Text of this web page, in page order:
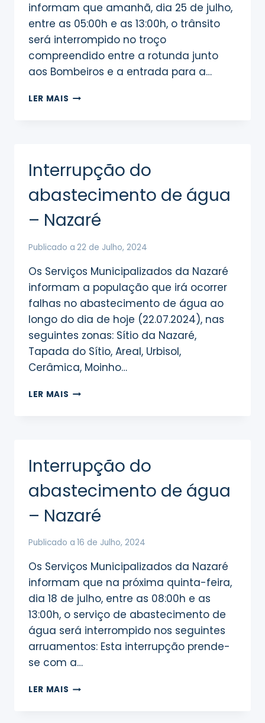
informam que amanhã, dia 25 de julho,
entre as 05:00h e as 13:00h, o trânsito
será interrompido no troço
compreendido entre a rotunda junto
aos Bombeiros e a entrada para a…
LER MAIS INTERVENÇÃO
ÁGUA
Interrupção do
abastecimento de água
– Nazaré
Publicado a 22 de Julho, 2024
Os Serviços Municipalizados da Nazaré
informam a população que irá ocorrer
falhas no abastecimento de água ao
longo do dia de hoje (22.07.2024), nas
seguintes zonas: Sítio da Nazaré,
Tapada do Sítio, Areal, Urbisol,
Cerâmica, Moinho…
LER MAIS INTERRUPÇÃO
NAZARÉ
Interrupção do
abastecimento de água
– Nazaré
Publicado a 16 de Julho, 2024
Os Serviços Municipalizados da Nazaré
informam que na próxima quinta-feira,
dia 18 de julho, entre as 08:00h e as
13:00h, o serviço de abastecimento de
água será interrompido nos seguintes
arruamentos: Esta interrupção prende-
se com a…
LER MAIS INTERRUPÇÃO